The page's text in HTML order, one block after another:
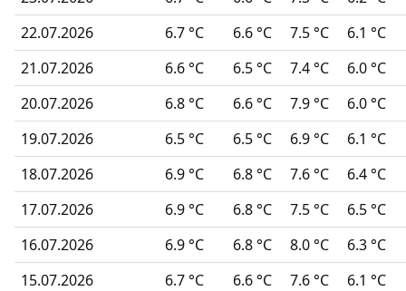
22.07.2026
6.7 °C 6.6 °C 7.5 °C
6.1 °C
21.07.2026
6.6 °C 6.5 °C 7.4 °C
6.0 °C
20.07.2026
6.8 °C 6.6 °C 7.9 °C
6.0 °C
19.07.2026
6.5 °C 6.5 °C 6.9 °C
6.1 °C
18.07.2026
6.9 °C 6.8 °C 7.6 °C
6.4 °C
17.07.2026
6.9 °C 6.8 °C 7.5 °C
6.5 °C
16.07.2026
6.9 °C 6.8 °C 8.0 °C
6.3 °C
15.07.2026
6.7 °C 6.6 °C 7.6 °C
6.1 °C